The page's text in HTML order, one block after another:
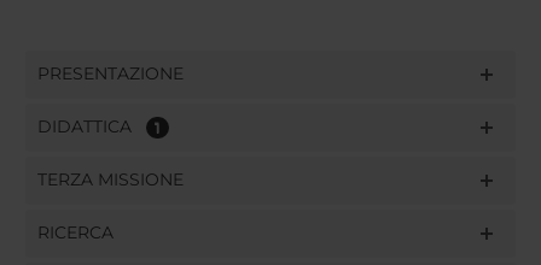
PRESENTAZIONE
DIDATTICA 1
TERZA MISSIONE
RICERCA